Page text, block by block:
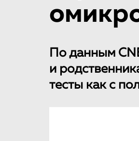
По данным
и
тесты как с